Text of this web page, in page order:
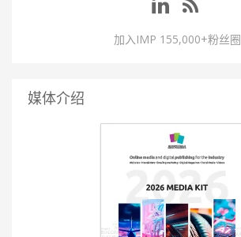
加入IMP 155,000+粉丝圈
媒体介绍